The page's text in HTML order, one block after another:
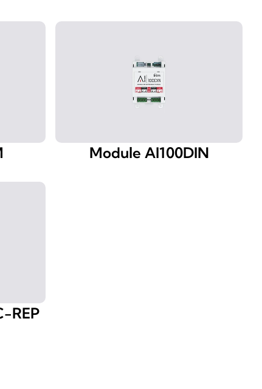
Module AI100DIN
REP